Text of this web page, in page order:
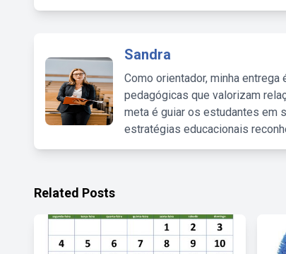
Sandra
Como orientador, minha
pedagógicas que valorizam
meta é guiar os estudantes em
estratégias educacionais
Related Posts